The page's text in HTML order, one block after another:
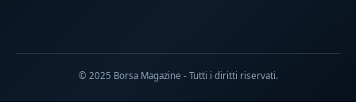
© 2025 Borsa Magazine - Tutti i diritti riservati.